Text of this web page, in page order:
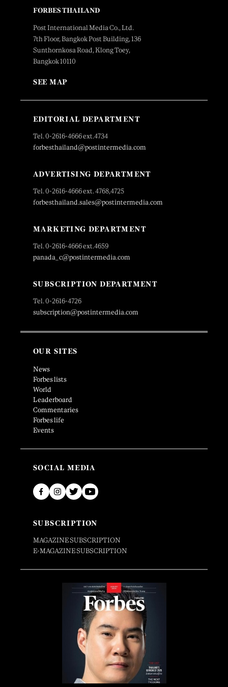
FORBES THAILAND
Post International Media Co., Ltd.
7th Floor, Bangkok Post Building, 136
Sunthornkosa Road, Klong Toey,
Bangkok 10110
SEE MAP
EDITORIAL DEPARTMENT
Tel. 0-2616-4666 ext.4734
forbesthailand@postintermedia.com
ADVERTISING DEPARTMENT
Tel. 0-2616-4666 ext. 4768,4725
forbesthailand.sales@postintermedia.com
MARKETING DEPARTMENT
Tel. 0-2616-4666 ext.4659
panada_c@postintermedia.com
SUBSCRIPTION DEPARTMENT
Tel. 0-2616-4726
subscription@postintermedia.com
OUR SITES
News
Forbes lists
World
Leaderboard
Commentaries
Forbes life
Events
SOCIAL MEDIA
SUBSCRIPTION
MAGAZINE SUBSCRIPTION
E-MAGAZINE SUBSCRIPTION